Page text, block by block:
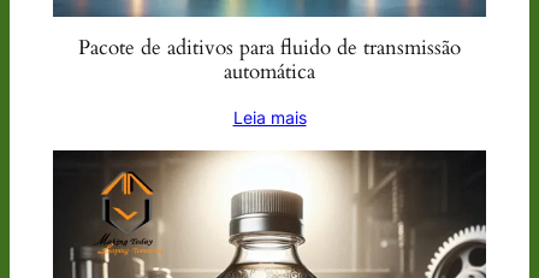
Pacote de aditivos para fluido de transmissão
automática
Leia mais